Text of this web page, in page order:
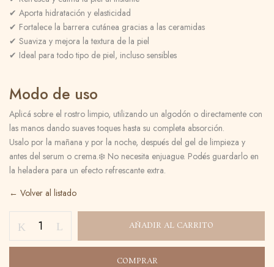
✔ Aporta hidratación y elasticidad
✔ Fortalece la barrera cutánea gracias a las ceramidas
✔ Suaviza y mejora la textura de la piel
✔ Ideal para todo tipo de piel, incluso sensibles
Modo de uso
Aplicá sobre el rostro limpio, utilizando un algodón o directamente con
las manos dando suaves toques hasta su completa absorción.
Usalo por la mañana y por la noche, después del gel de limpieza y
antes del serum o crema.❄️ No necesita enjuague. Podés guardarlo en
la heladera para un efecto refrescante extra.
← Volver al listado
AÑADIR AL CARRITO
COMPRAR